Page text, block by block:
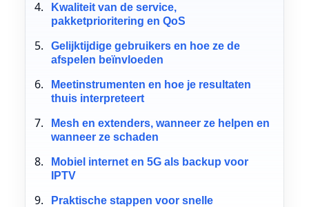
Kwaliteit van de service,
pakketprioritering en QoS
Gelijktijdige gebruikers en hoe ze de
afspelen beïnvloeden
Meetinstrumenten en hoe je resultaten
thuis interpreteert
Mesh en extenders, wanneer ze helpen en
wanneer ze schaden
Mobiel internet en 5G als backup voor
IPTV
Praktische stappen voor snelle